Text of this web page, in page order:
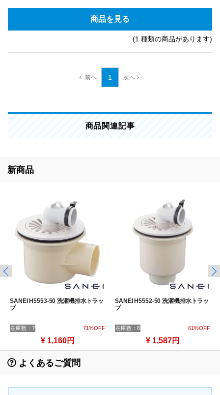
商品を見る
(1 種類の商品があります)
1
商品関連記事
新商品
SANEI H5553-50 洗濯機排水トラッ
プ
在庫数：7 71%OFF
¥ 1,160円
SANEI H5552-50 洗濯機排水トラッ
プ
在庫数：8 61%OFF
¥ 1,587円
よくあるご質問